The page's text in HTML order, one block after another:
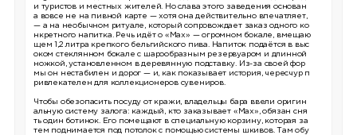
и туристов и местных жителей. Но слава этого заведения основан
а вовсе не на пивной карте — хотя она действительно впечатляет,
— а на необычном ритуале, который сопровождает заказ одного ко
нкретного напитка. Речь идёт о «Max» — огромном бокале, вмещаю
щем 1,2 литра крепкого бельгийского пива. Напиток подаётся в выс
оком стеклянном бокале с шарообразным резервуаром и длинной
ножкой, установленном в деревянную подставку. Из-за своей фор
мы он нестабилен и дорог — и, как показывает история, чересчур п
ривлекателен для коллекционеров сувениров.
Чтобы обезопасить посуду от кражи, владельцы бара ввели оригин
альную систему залога: каждый, кто заказывает «Max», обязан сня
ть один ботинок. Его помещают в специальную корзину, которая за
тем поднимается под потолок с помощью системы шкивов. Там обу